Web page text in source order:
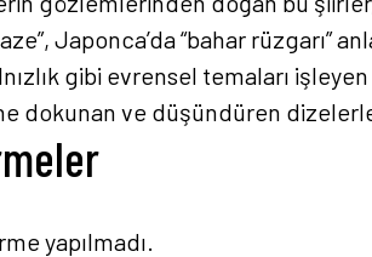
Japonca’da “bahar rüzgarı”
gibi evrensel temaları
dokunan ve düşündüren
yapılmadı.